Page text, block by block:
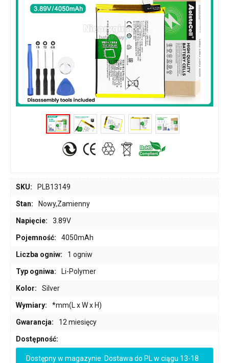
SKU: PLB13149
Stan: Nowy,Zamienny
Napięcie: 3.89V
Pojemność: 4050mAh
Liczba ogniw: 1 ogniw
Typ ogniwa: Li-Polymer
Kolor: Silver
Wymiary: *mm(L x W x H)
Gwarancja: 12 miesięcy
Dostępność:
Dostępny w magazynie. Dostawa do PL w ciągu 13-18